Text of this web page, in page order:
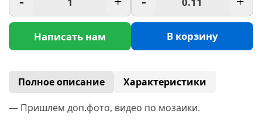
Написать нам В корзину
Полное описание
Характеристики
— Пришлем доп.фото, видео по мозаики.